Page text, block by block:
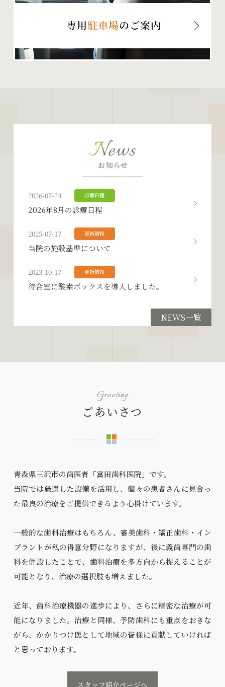
2026-07-24 診療日程
2026年8月の診療日程
2025-07-17 更新情報
当院の施設基準について
2023-10-17 更新情報
待合室に酸素ボックスを導入しました。
NEWS一覧
ごあいさつ
青森県三沢市の歯医者「富田歯科医院」です。
当院では厳選した設備を活用し、個々の患者さんに見合っ
た最良の治療をご提供できるよう心掛けています。
一般的な歯科治療はもちろん、審美歯科・矯正歯科・イン
プラントが私の得意分野になりますが、後に義歯専門の歯
科を併設したことで、歯科治療を多方向から捉えることが
可能となり、治療の選択肢も増えました。
近年、歯科治療機器の進歩により、さらに精密な治療が可
能になりました。治療と同様、予防歯科にも重点をおきな
がら、かかりつけ医として地域の皆様に貢献していければ
と思っております。
スタッフ紹介ページへ